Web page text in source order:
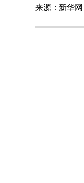
来源：新华网